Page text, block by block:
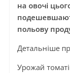
на овочі
польову
Детальніше
Урожай